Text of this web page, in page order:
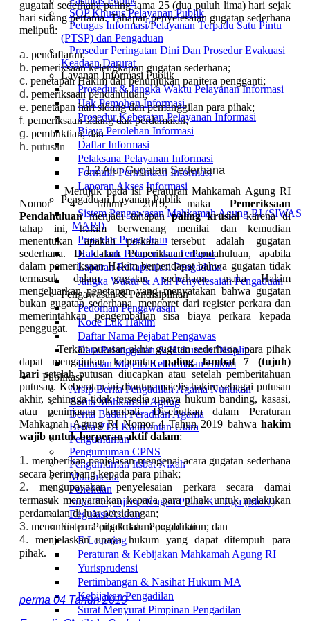
SOP Khusus Pelayanan Publik
Petugas Informasi/Pelayanan Terpadu Satu Pintu
(PTSP) dan Pengaduan
Prosedur Peringatan Dini Dan Prosedur Evakuasi
Keadaan Darurat
Layanan Informasi Publik
Prosedur & Jangka Waktu Pelayanan Informasi
Hak Pemohon Informasi
Prosedur Keberatan Pelayanan Informasi
Biaya Perolehan Informasi
Daftar Informasi
Pelaksana Pelayanan Informasi
Formulir Permintaan Informasi
Laporan Akses Informasi
Pengaduan Layanan Publik
Sistem Pengawasan Mahkamah Agung RI (SIWAS
MARI)
Prosedur Pengaduan
Hak - hak Pelapor dan Terlapor
Laporan Rekapitulasi Pengaduan
Jangka Waktu & Alur Penyelesaian Pengaduan
Pengawasan & Pendisiplinan
Pedoman Pengawasan
Kode Etik Hakim
Daftar Nama Pejabat Pengawas
Data Pelanggaran & Hukuman Disiplin
Putusan Majelis Kehormatan Hakim
Publikasi
Arsip Berita Pengadilan Agama Nunukan
Berita Mahkamah Agung
Berita Badan Peradilan Agama
Berita PTA Kalimantan Utara
Pengumuman
Pengumuman CPNS
Pengumuman Itsbat Nikah
Multimedia
Penelitian
Surat Perjanjian Dengan Pihak Ke Tiga (MoU)
Regulasi/Aturan
Sistem Pengelolaan Pengadilan
E Learning
Peraturan & Kebijakan Mahkamah Agung RI
Yurisprudensi
Pertimbangan & Nasihat Hukum MA
Kebijakan Pengadilan
Surat Menyurat Pimpinan Pengadilan
gugatan sederhana paling lama 25 (dua puluh lima) hari sejak
hari sidang pertama.Tahapan penyelesaian gugatan sederhana
meliputi:
pendaftaran;
pemeriksaan kelengkapan gugatan sederhana;
penetapan Hakim dan penunjukan panitera pengganti;
pemeriksaan pendahuluan;
penetapan hari sidang dan pemanggilan para pihak;
pemeriksaan sidang dan perdamaian;
pembuktian; dan
putusan
1.2 Alur Gugatan Sederhana
Merujuk pada isi Peraturan Mahkamah Agung RI
Nomor 4 Tahun 2019, maka Pemeriksaan
Pendahuluanmenjadi tahapanpaling krusialkarena di
tahap ini, hakim berwenang menilai dan kemudian
menentukan apakah perkara tersebut adalah gugatan
sederhana. Di dalam Pemeriksaan Pendahuluan, apabila
dalam pemeriksaan Hakim berpendapat bahwa gugatan tidak
termasuk dalam gugatan sederhana, maka Hakim
mengeluarkan penetapan yang menyatakan bahwa gugatan
bukan gugatan sederhana, mencoret dari register perkara dan
memerintahkan pengembalian sisa biaya perkara kepada
penggugat.
Terkait putusan akhir gugatan sederhana, para pihak
dapat mengajukan keberatanpaling lambat 7 (tujuh)
hari setelah putusan diucapkan atau setelah pemberitahuan
putusan. Keberatan ini diputus majelis hakim sebagai putusan
akhir, sehingga tidak tersedia upaya hukum banding, kasasi,
atau peninjauan kembali.Disebutkan dalam Peraturan
Mahkamah Agung RI Nomor 4 Tahun 2019 bahwa hakim
wajib untuk berperan aktif dalam:
memberikan penjelasan mengenai acara gugatan sederhana
secara berimbang kepada para pihak;
mengupayakan penyelesaian perkara secara damai
termasuk menyarankan kepada para pihak untuk melakukan
perdamaian di luar persidangan;
menuntun para pihak dalam pembuktian; dan
menjelaskan upaya hukum yang dapat ditempuh para
pihak.
perma 04 Tahun 2019